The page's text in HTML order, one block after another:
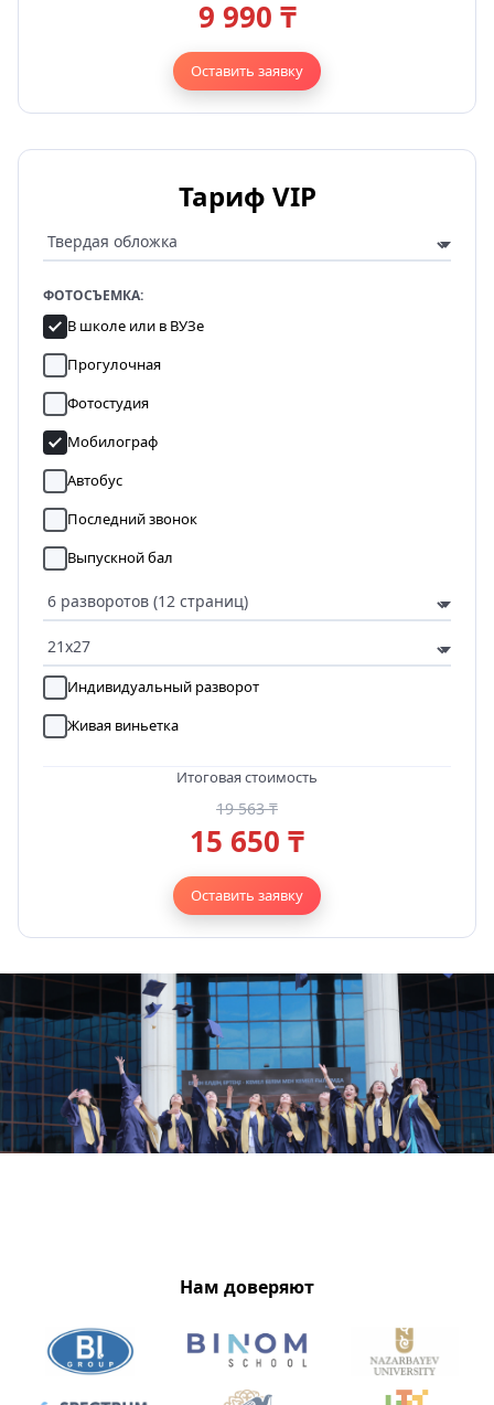
9 990 ₸
Оставить заявку
Тариф VIP
ФОТОСЪЕМКА:
В школе или в ВУЗе
Прогулочная
Фотостудия
Мобилограф
Автобус
Последний звонок
Выпускной бал
Индивидуальный разворот
Живая виньетка
Итоговая стоимость
19 563 ₸
15 650 ₸
Оставить заявку
Нам доверяют